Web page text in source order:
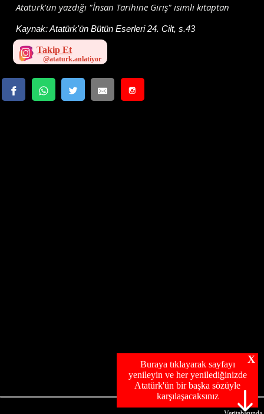
Buraya tıklayarak sayfayı
yenileyin ve her yenilediğinizde
Atatürk'ün bir başka sözüyle
karşılaşacaksınız
X
Atatürk'ün yazdığı "İnsan Tarihine Giriş" isimli kitaptan
Kaynak:Atatürk'ün Bütün Eserleri 24. Cilt, s.43
Takip Et